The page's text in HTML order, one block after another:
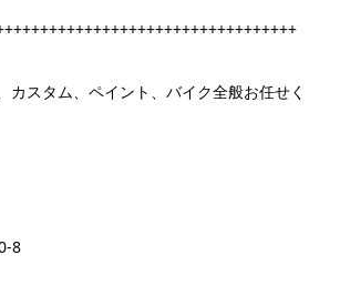
カスタム、ペイント、バイク全般お任せく
8